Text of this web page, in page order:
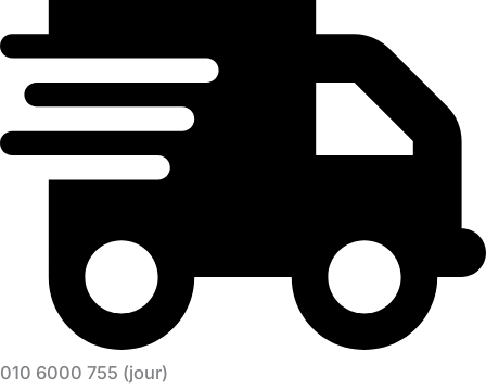
010 6000 755 (jour)